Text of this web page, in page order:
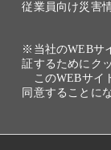
従業員向け災害
※当社のWEBサ
証するためにク
このWEBサイ
同意することに